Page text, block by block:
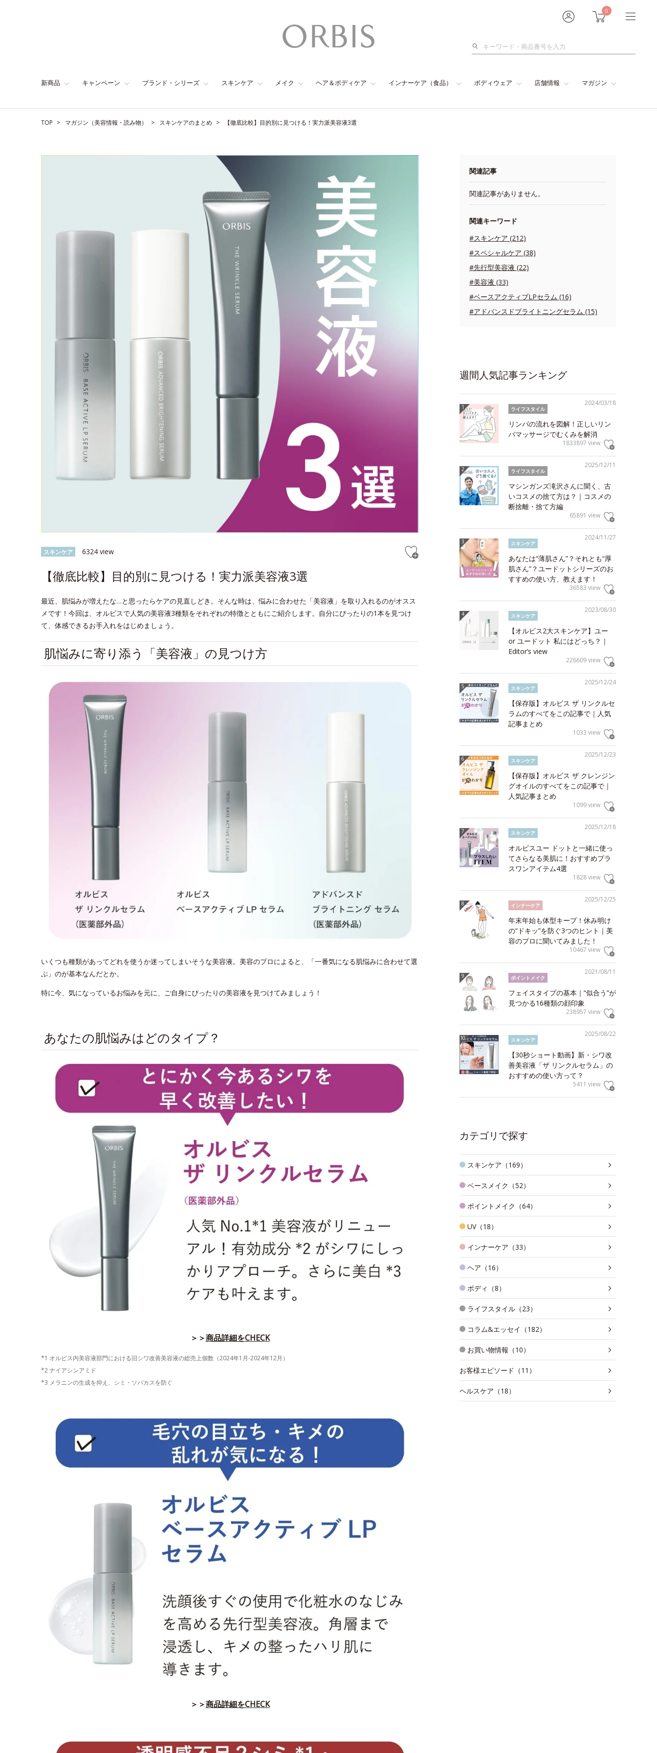
0
検
新商品 キャンペーン ブランド・シリーズ スキンケア メイク ヘア＆ボディケア インナーケア（食品） ボディウェア 店舗情報 マガジン
TOP マガジン（美容情報・読み物） スキンケアのまとめ 【徹底比較】目的別に見つける！実力派美容液3選
スキンケア 6324 view
【徹底比較】目的別に見つける！実力派美容液3選
最近、肌悩みが増えたな…と思ったらケアの見直しどき。そんな時は、悩みに合わせた「美容液」を取り入れるのがオスス
メです！今回は、オルビスで人気の美容液3種類をそれぞれの特徴とともにご紹介します。自分にぴったりの1本を見つけ
て、体感できるお手入れをはじめましょう。
肌悩みに寄り添う「美容液」の見つけ方
いくつも種類があってどれを使うか迷ってしまいそうな美容液。美容のプロによると、「一番気になる肌悩みに合わせて選
ぶ」のが基本なんだとか。
特に今、気になっているお悩みを元に、ご自身にぴったりの美容液を見つけてみましょう！
あなたの肌悩みはどのタイプ？
＞＞商品詳細をCHECK
*1 オルビス内美容液部門における旧シワ改善美容液の総売上個数（2024年1月-2024年12月）
*2 ナイアシンアミド
*3 メラニンの生成を抑え、シミ・ソバカスを防ぐ
＞＞商品詳細をCHECK
関連記事
関連記事がありません。
関連キーワード
#スキンケア (212)
#スペシャルケア (38)
#先行型美容液 (22)
#美容液 (33)
#ベースアクティブLPセラム (16)
#アドバンスドブライトニングセラム (15)
週間人気記事ランキング
2024/03/18
ライフスタイル
リンパの流れを図解！正しいリン
パマッサージでむくみを解消
1833897 view
2025/12/11
ライフスタイル
マシンガンズ滝沢さんに聞く、古
いコスメの捨て方は？｜コスメの
断捨離・捨て方編
65891 view
2024/11/27
スキンケア
あなたは“薄肌さん”？それとも“厚
肌さん”？ユードットシリーズのお
すすめの使い方、教えます！
36583 view
2023/08/30
スキンケア
【オルビス2大スキンケア】ユー
or ユードット 私にはどっち？｜
Editor’s view
226609 view
2025/12/24
スキンケア
【保存版】オルビス ザ リンクルセ
ラムのすべてをこの記事で｜人気
記事まとめ
1033 view
2025/12/23
スキンケア
【保存版】オルビス ザ クレンジン
グオイルのすべてをこの記事で｜
人気記事まとめ
1099 view
2025/12/18
スキンケア
オルビスユー ドットと一緒に使っ
てさらなる美肌に！おすすめプラ
スワンアイテム4選
1828 view
2025/12/25
インナーケア
年末年始も体型キープ！休み明け
の“ドキッ”を防ぐ3つのヒント｜美
容のプロに聞いてみました！
10467 view
2021/08/11
ポイントメイク
フェイスタイプの基本｜“似合う”が
見つかる16種類の顔印象
238957 view
2025/08/22
スキンケア
【30秒ショート動画】新・シワ改
善美容液「ザ リンクルセラム」の
おすすめの使い方って？
5411 view
カテゴリで探す
スキンケア（169）
ベースメイク（52）
ポイントメイク（64）
UV（18）
インナーケア（33）
ヘア（16）
ボディ（8）
ライフスタイル（23）
コラム&エッセイ（182）
お買い物情報（10）
お客様エピソード（11）
ヘルスケア（18）